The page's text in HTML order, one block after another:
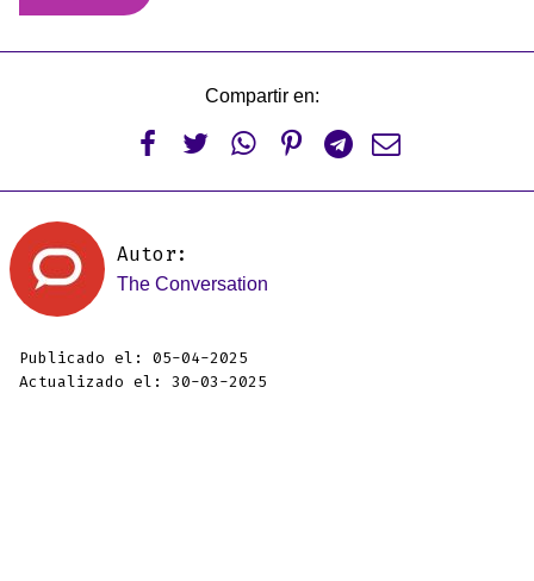
Compartir en:
     
Autor:
The Conversation
Publicado el: 05-04-2025
Actualizado el: 30-03-2025